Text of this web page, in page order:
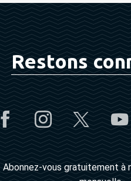
Restons
Abonnez-vous gratuitement à